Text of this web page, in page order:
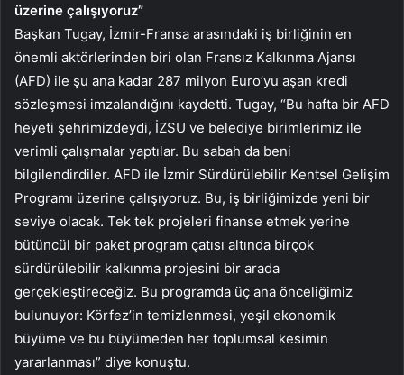
üzerine çalışıyoruz”
Başkan Tugay, İzmir-Fransa arasındaki iş birliğinin en
önemli aktörlerinden biri olan Fransız Kalkınma Ajansı
(AFD) ile şu ana kadar 287 milyon Euro’yu aşan kredi
sözleşmesi imzalandığını kaydetti. Tugay, “Bu hafta bir AFD
heyeti şehrimizdeydi, İZSU ve belediye birimlerimiz ile
verimli çalışmalar yaptılar. Bu sabah da beni
bilgilendirdiler. AFD ile İzmir Sürdürülebilir Kentsel Gelişim
Programı üzerine çalışıyoruz. Bu, iş birliğimizde yeni bir
seviye olacak. Tek tek projeleri finanse etmek yerine
bütüncül bir paket program çatısı altında birçok
sürdürülebilir kalkınma projesini bir arada
gerçekleştireceğiz. Bu programda üç ana önceliğimiz
bulunuyor: Körfez’in temizlenmesi, yeşil ekonomik
büyüme ve bu büyümeden her toplumsal kesimin
yararlanması” diye konuştu.